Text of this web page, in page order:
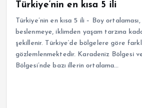
Türkiye’nin en kısa 5 ili
Türkiye’nin en kısa 5 ili – Boy
beslenmeye, iklimden yaşam tarzına
şekillenir. Türkiye’de bölgelere göre
gözlemlenmektedir. Karadeniz Bölgesi
Bölgesi’nde bazı illerin ortalama…